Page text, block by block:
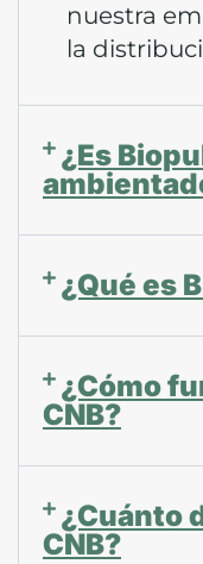
nuestra
la
¿Es
¿Qué es
¿Cómo
CNB?
¿Cuánto
CNB?